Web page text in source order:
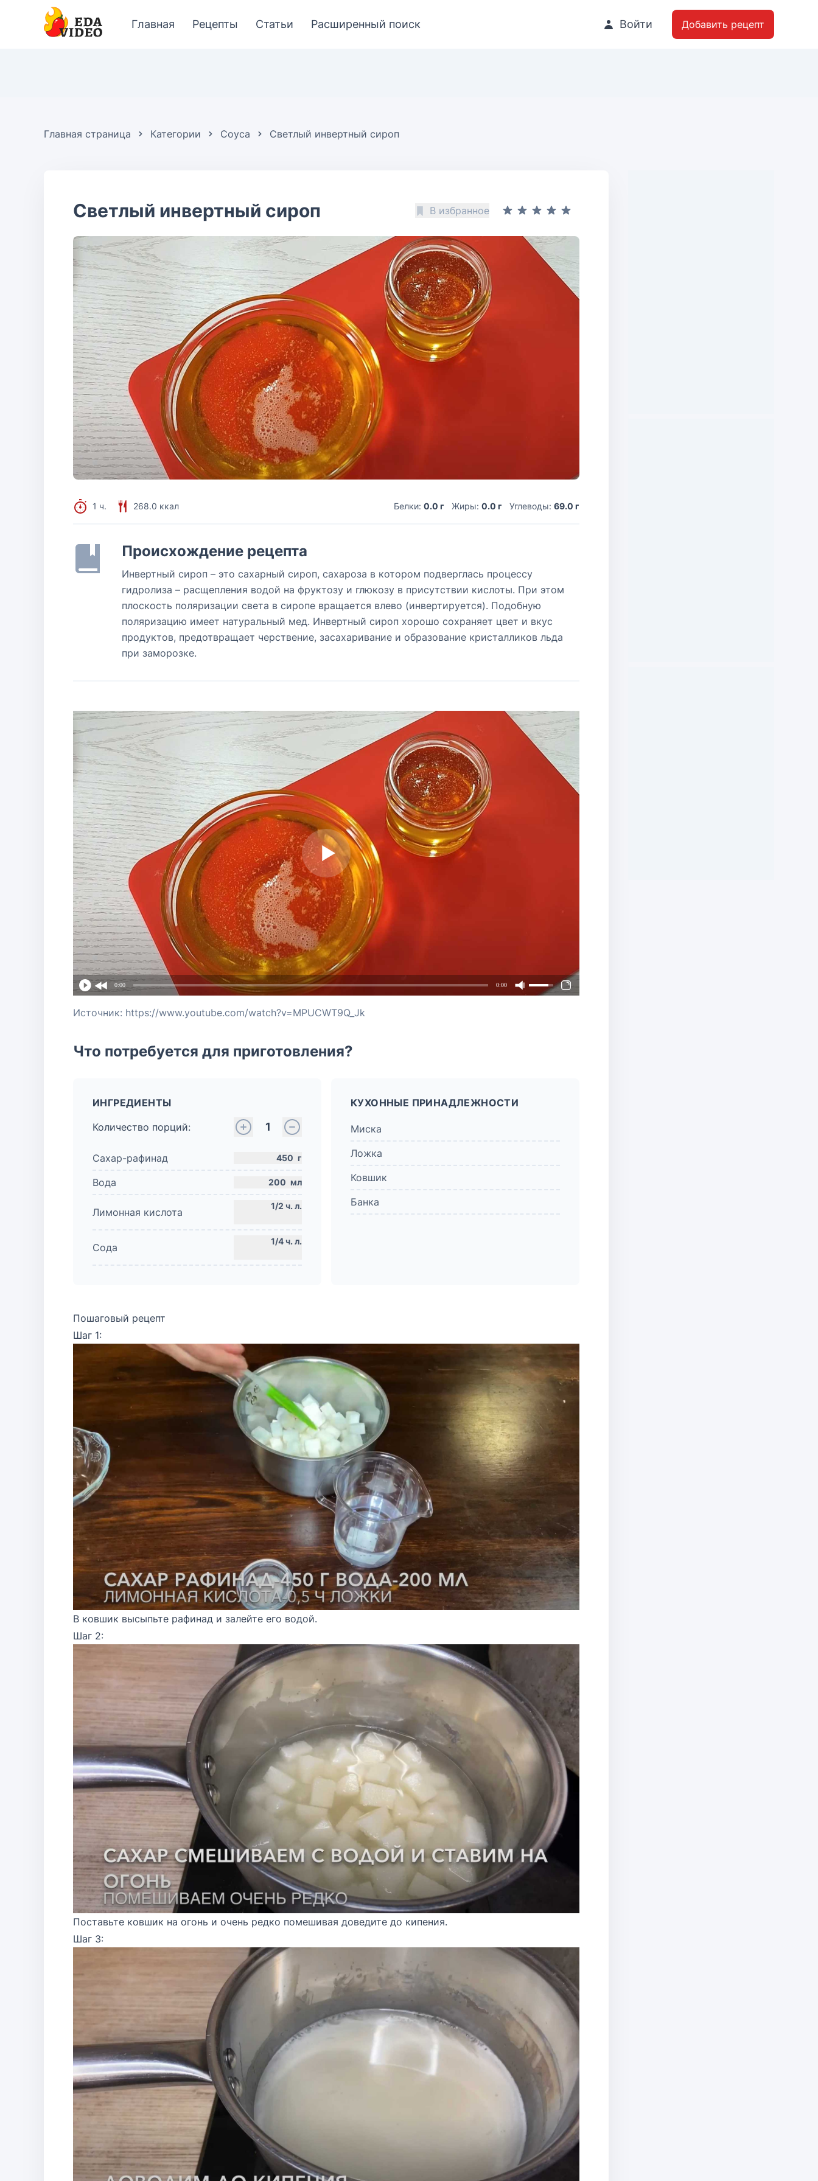
Главная Рецепты Статьи Расширенный поиск Войти Добавить рецепт
Главная страница Категории Соуса Cветлый инвертный сироп
Cветлый инвертный сироп В избранное
1 ч. 268.0 ккал Белки: 0.0 г Жиры: 0.0 г Углеводы: 69.0 г
Происхождение рецепта
Инвертный сироп – это сахарный сироп, сахароза в котором подверглась процессу
гидролиза – расщепления водой на фруктозу и глюкозу в присутствии кислоты. При этом
плоскость поляризации света в сиропе вращается влево (инвертируется). Подобную
поляризацию имеет натуральный мед. Инвертный сироп хорошо сохраняет цвет и вкус
продуктов, предотвращает черствение, засахаривание и образование кристалликов льда
при заморозке.
0:00 0:00
Источник: https://www.youtube.com/watch?v=MPUCWT9Q_Jk
Что потребуется для приготовления?
ИНГРЕДИЕНТЫ
Количество порций:
1
Сахар-рафинад 450 г
Вода 200 мл
Лимонная кислота
Сода
КУХОННЫЕ ПРИНАДЛЕЖНОСТИ
Миска
Ложка
Ковшик
Банка
Пошаговый рецепт
Шаг 1:
В ковшик высыпьте рафинад и залейте его водой.
Шаг 2:
Поставьте ковшик на огонь и очень редко помешивая доведите до кипения.
Шаг 3: